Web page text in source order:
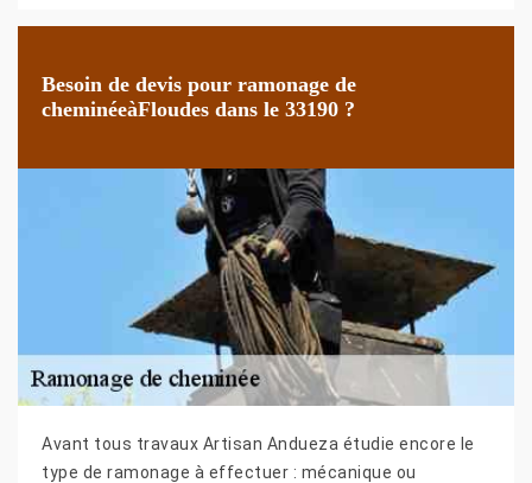
Besoin de devis pour ramonage de
cheminéeàFloudes dans le 33190 ?
Avant tous travaux Artisan Andueza étudie encore le
type de ramonage à effectuer : mécanique ou